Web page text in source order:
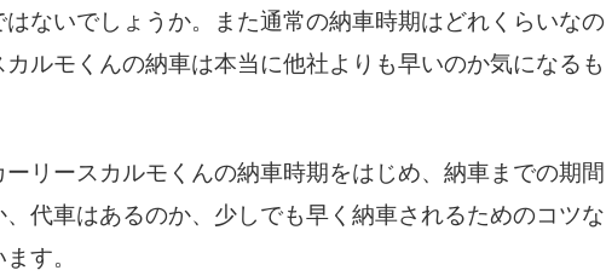
ないでしょうか。また通常の納車時期はどれくらいなの
ルモくんの納車は本当に他社よりも早いのか気になるも
ーリースカルモくんの納車時期をはじめ、納車までの期間
代車はあるのか、少しでも早く納車されるためのコツな
す。